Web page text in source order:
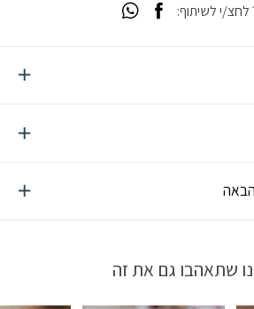
י לשיתוף:
שתאהבו גם את זה